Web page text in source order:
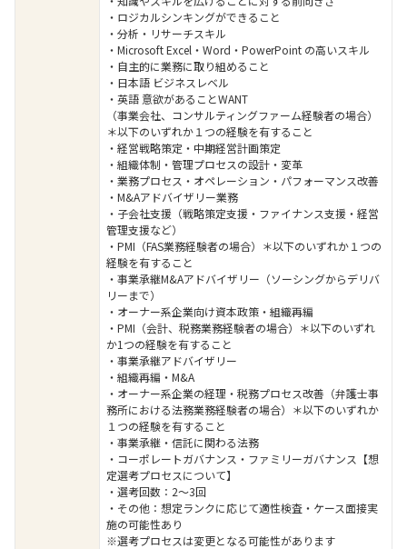
・ロジカルシンキングができること
・分析・リサーチスキル
・Microsoft Excel・Word・PowerPoint の高いスキル
・自主的に業務に取り組めること
・日本語 ビジネスレベル
・英語 意欲があることWANT
（事業会社、コンサルティングファーム経験者の場合）
＊以下のいずれか１つの経験を有すること
・経営戦略策定・中期経営計画策定
・組織体制・管理プロセスの設計・変革
・業務プロセス・オペレーション・パフォーマンス改善
・M&Aアドバイザリー業務
・子会社支援（戦略策定支援・ファイナンス支援・経営
管理支援など）
・PMI（FAS業務経験者の場合）＊以下のいずれか１つの
経験を有すること
・事業承継M&Aアドバイザリー（ソーシングからデリバ
リーまで）
・オーナー系企業向け資本政策・組織再編
・PMI（会計、税務業務経験者の場合）＊以下のいずれ
か1つの経験を有すること
・事業承継アドバイザリー
・組織再編・M&A
・オーナー系企業の経理・税務プロセス改善（弁護士事
務所における法務業務経験者の場合）＊以下のいずれか
１つの経験を有すること
・事業承継・信託に関わる法務
・コーポレートガバナンス・ファミリーガバナンス【想
定選考プロセスについて】
・選考回数：2～3回
・その他：想定ランクに応じて適性検査・ケース面接実
施の可能性あり
※選考プロセスは変更となる可能性があります